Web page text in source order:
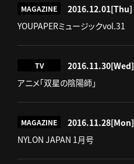
MAGAZINE 2016.12.01[Thu]
YOUPAPERミュージックvol.31
TV 2016.11.30[Wed]
アニメ「双星の陰陽師」
MAGAZINE 2016.11.28[Mon]
NYLON JAPAN 1月号